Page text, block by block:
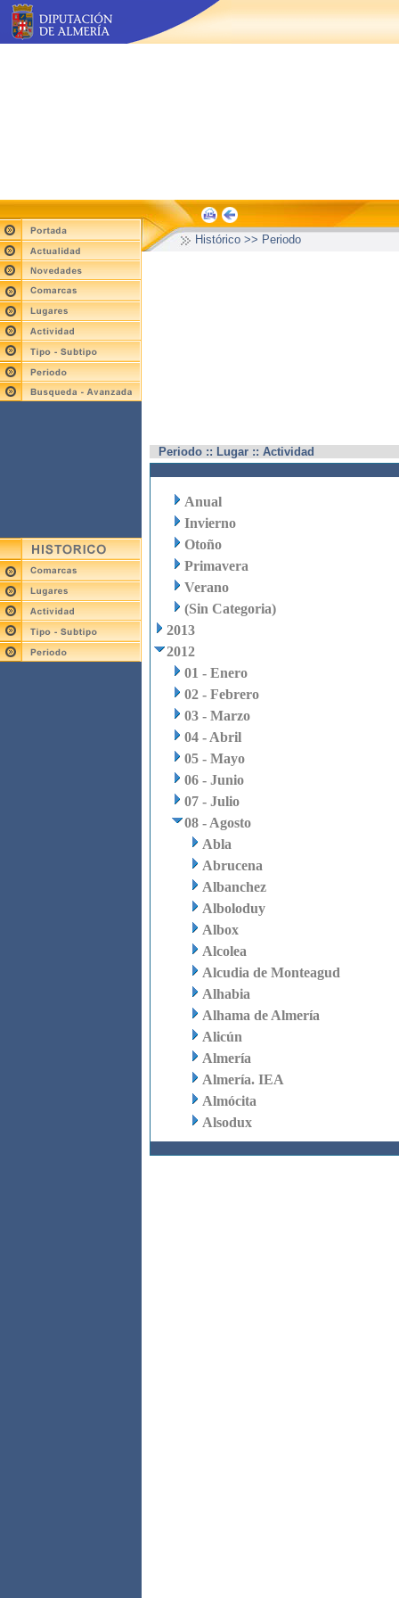
Histórico >> Periodo
Periodo :: Lugar :: Actividad
Anual
Invierno
Otoño
Primavera
Verano
(Sin Categoria)
2013
2012
01 - Enero
02 - Febrero
03 - Marzo
04 - Abril
05 - Mayo
06 - Junio
07 - Julio
08 - Agosto
Abla
Abrucena
Albanchez
Alboloduy
Albox
Alcolea
Alcudia de Monteagud
Alhabia
Alhama de Almería
Alicún
Almería
Almería. IEA
Almócita
Alsodux